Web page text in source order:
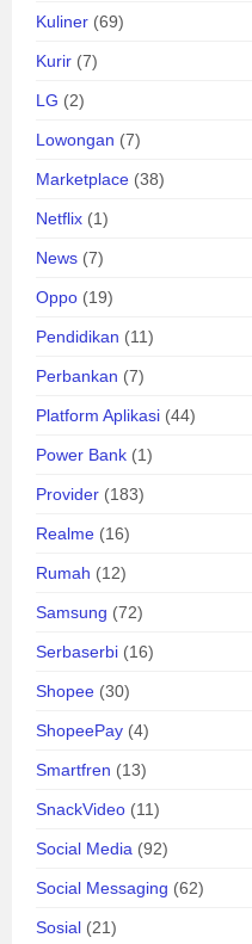
Kuliner (69)
Kurir (7)
LG (2)
Lowongan (7)
Marketplace (38)
Netflix (1)
News (7)
Oppo (19)
Pendidikan (11)
Perbankan (7)
Platform Aplikasi (44)
Power Bank (1)
Provider (183)
Realme (16)
Rumah (12)
Samsung (72)
Serbaserbi (16)
Shopee (30)
ShopeePay (4)
Smartfren (13)
SnackVideo (11)
Social Media (92)
Social Messaging (62)
Sosial (21)